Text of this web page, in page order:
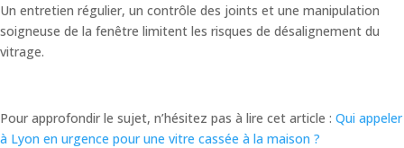
Un entretien régulier, un contrôle des joints et une manipulation
soigneuse de la fenêtre limitent les risques de désalignement du
vitrage.
Pour approfondir le sujet, n’hésitez pas à lire cet article : Qui appeler
à Lyon en urgence pour une vitre cassée à la maison ?